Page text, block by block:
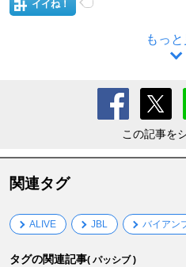
イイね！
もっ
この記事を
関連タグ
ALIVE JBL バイアン
タグの関連記事( パッシブ )